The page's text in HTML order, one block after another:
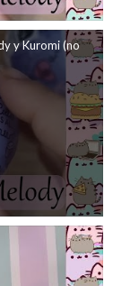
y Kuromi (no